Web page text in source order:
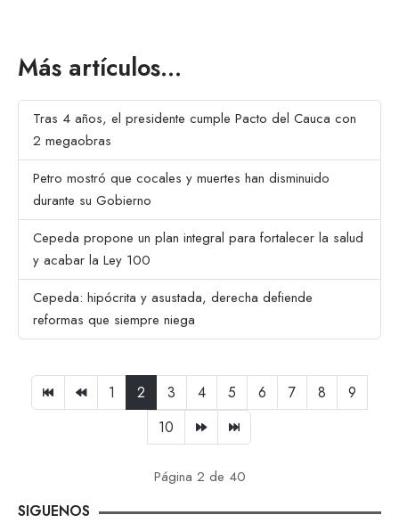
Más artículos…
Tras 4 años, el presidente cumple Pacto del Cauca con
2 megaobras
Petro mostró que cocales y muertes han disminuido
durante su Gobierno
Cepeda propone un plan integral para fortalecer la salud
y acabar la Ley 100
Cepeda: hipócrita y asustada, derecha defiende
reformas que siempre niega
1 2 3 4 5 6 7 8
9
10
Página 2 de 40
SIGUENOS